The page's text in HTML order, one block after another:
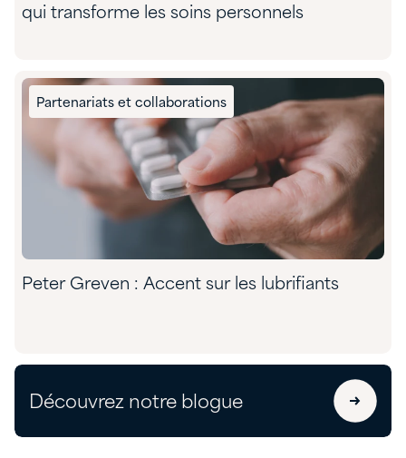
qui transforme les soins personnels
Partenariats et collaborations
Peter Greven : Accent sur les lubrifiants
Découvrez notre blogue